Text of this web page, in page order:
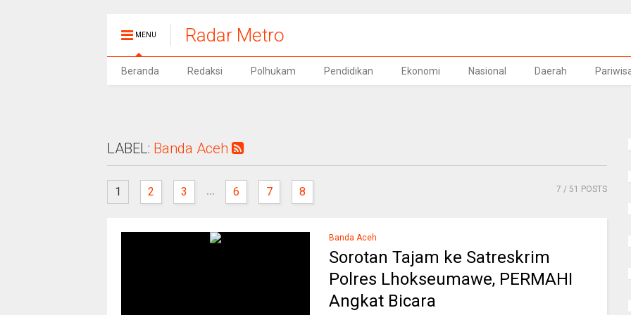
MENU Radar Metro
Beranda Redaksi Polhukam Pendidikan Ekonomi Nasional Daerah
LABEL: Banda Aceh
1 2 3 ... 6 7 8 7 / 51 POSTS
Banda Aceh
Sorotan Tajam ke Satreskrim
Polres Lhokseumawe, PERMAHI
Angkat Bicara